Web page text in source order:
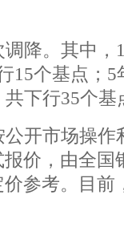
降。其中，
15个基点；
下行35个基
开市场操
价，由全国
参考。目前